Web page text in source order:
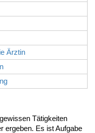
Ärztin
Tätigkeiten
ergeben. Es ist Aufgabe